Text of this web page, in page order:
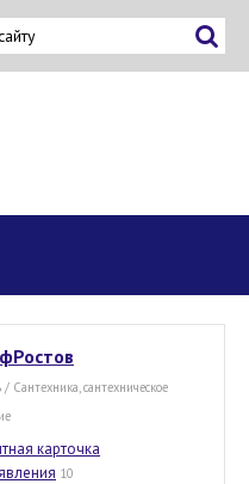
/ Сантехника, сантехническое
карточка
10